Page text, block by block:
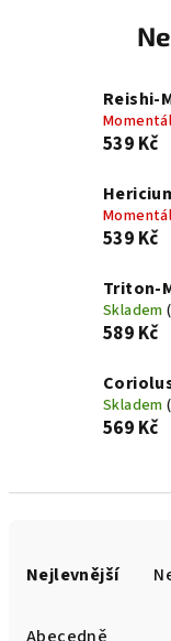
Reishi-
539 Kč
539 Kč
Triton-
Skladem
589 Kč
Skladem
569 Kč
Nejlevnější